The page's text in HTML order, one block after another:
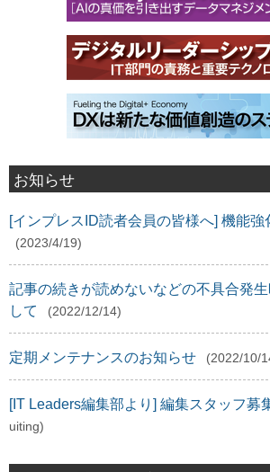
お知らせ
[インプレスID読者会員の皆様へ] 機能強
(2023/4/19)
記事の続きが読めないなどの不具合発
して
(2022/12/14)
定期メンテナンスのお知らせ (2022/10/
[IT Leaders編集部より] 編集スタッフ募
uiting)